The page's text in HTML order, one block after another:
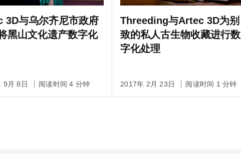
3D与乌尔齐尼市政府
黑山文化遗产数字化
9月 8日 阅读时间 4 分钟
Threeding与Artec 3D为别
致的私人古生物收藏进行数
字化处理
2017年 2月 23日 阅读时间 1 分钟